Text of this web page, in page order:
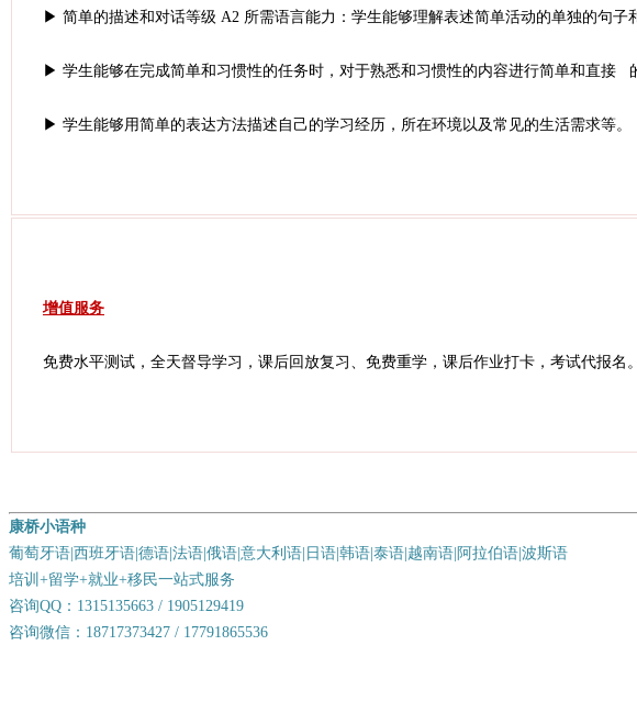
▶ 简单的描述和对话等级 A2 所需语言能力：学生能够理解表述简单活动的单独的句子
▶ 学生能够在完成简单和习惯性的任务时，对于熟悉和习惯性的内容进行简单和直接
▶ 学生能够用简单的表达方法描述自己的学习经历，所在环境以及常见的生活需求等。
增值服务
免费水平测试，全天督导学习，课后回放复习、免费重学，课后作业打卡，考试代报名。
康桥小语种
葡萄牙语|西班牙语|德语|法语|俄语|意大利语|日语|韩语|泰语|越南语|阿拉伯语|波斯语
培训+留学+就业+移民一站式服务
咨询QQ：1315135663 / 1905129419
咨询微信：18717373427 / 17791865536